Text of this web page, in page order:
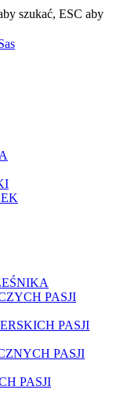
szukać, ESC aby
PASJI
PASJI
PASJI
PASJI